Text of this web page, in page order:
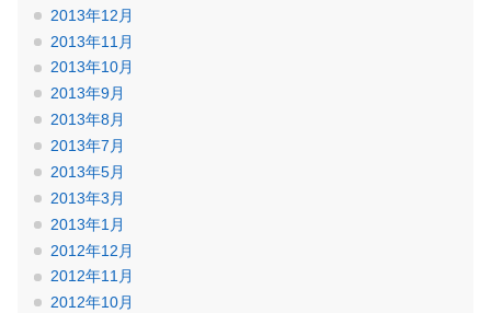
2013年12月
2013年11月
2013年10月
2013年9月
2013年8月
2013年7月
2013年5月
2013年3月
2013年1月
2012年12月
2012年11月
2012年10月